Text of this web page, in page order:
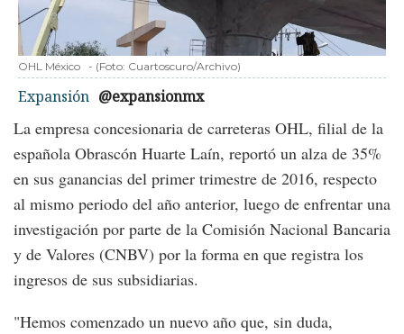
OHL México - (Foto: Cuartoscuro/Archivo)
Expansión @expansionmx
La empresa concesionaria de carreteras OHL, filial de la
española Obrascón Huarte Laín, reportó un alza de 35%
en sus ganancias del primer trimestre de 2016, respecto
al mismo periodo del año anterior, luego de enfrentar una
investigación por parte de la Comisión Nacional Bancaria
y de Valores (CNBV) por la forma en que registra los
ingresos de sus subsidiarias.
"Hemos comenzado un nuevo año que, sin duda,